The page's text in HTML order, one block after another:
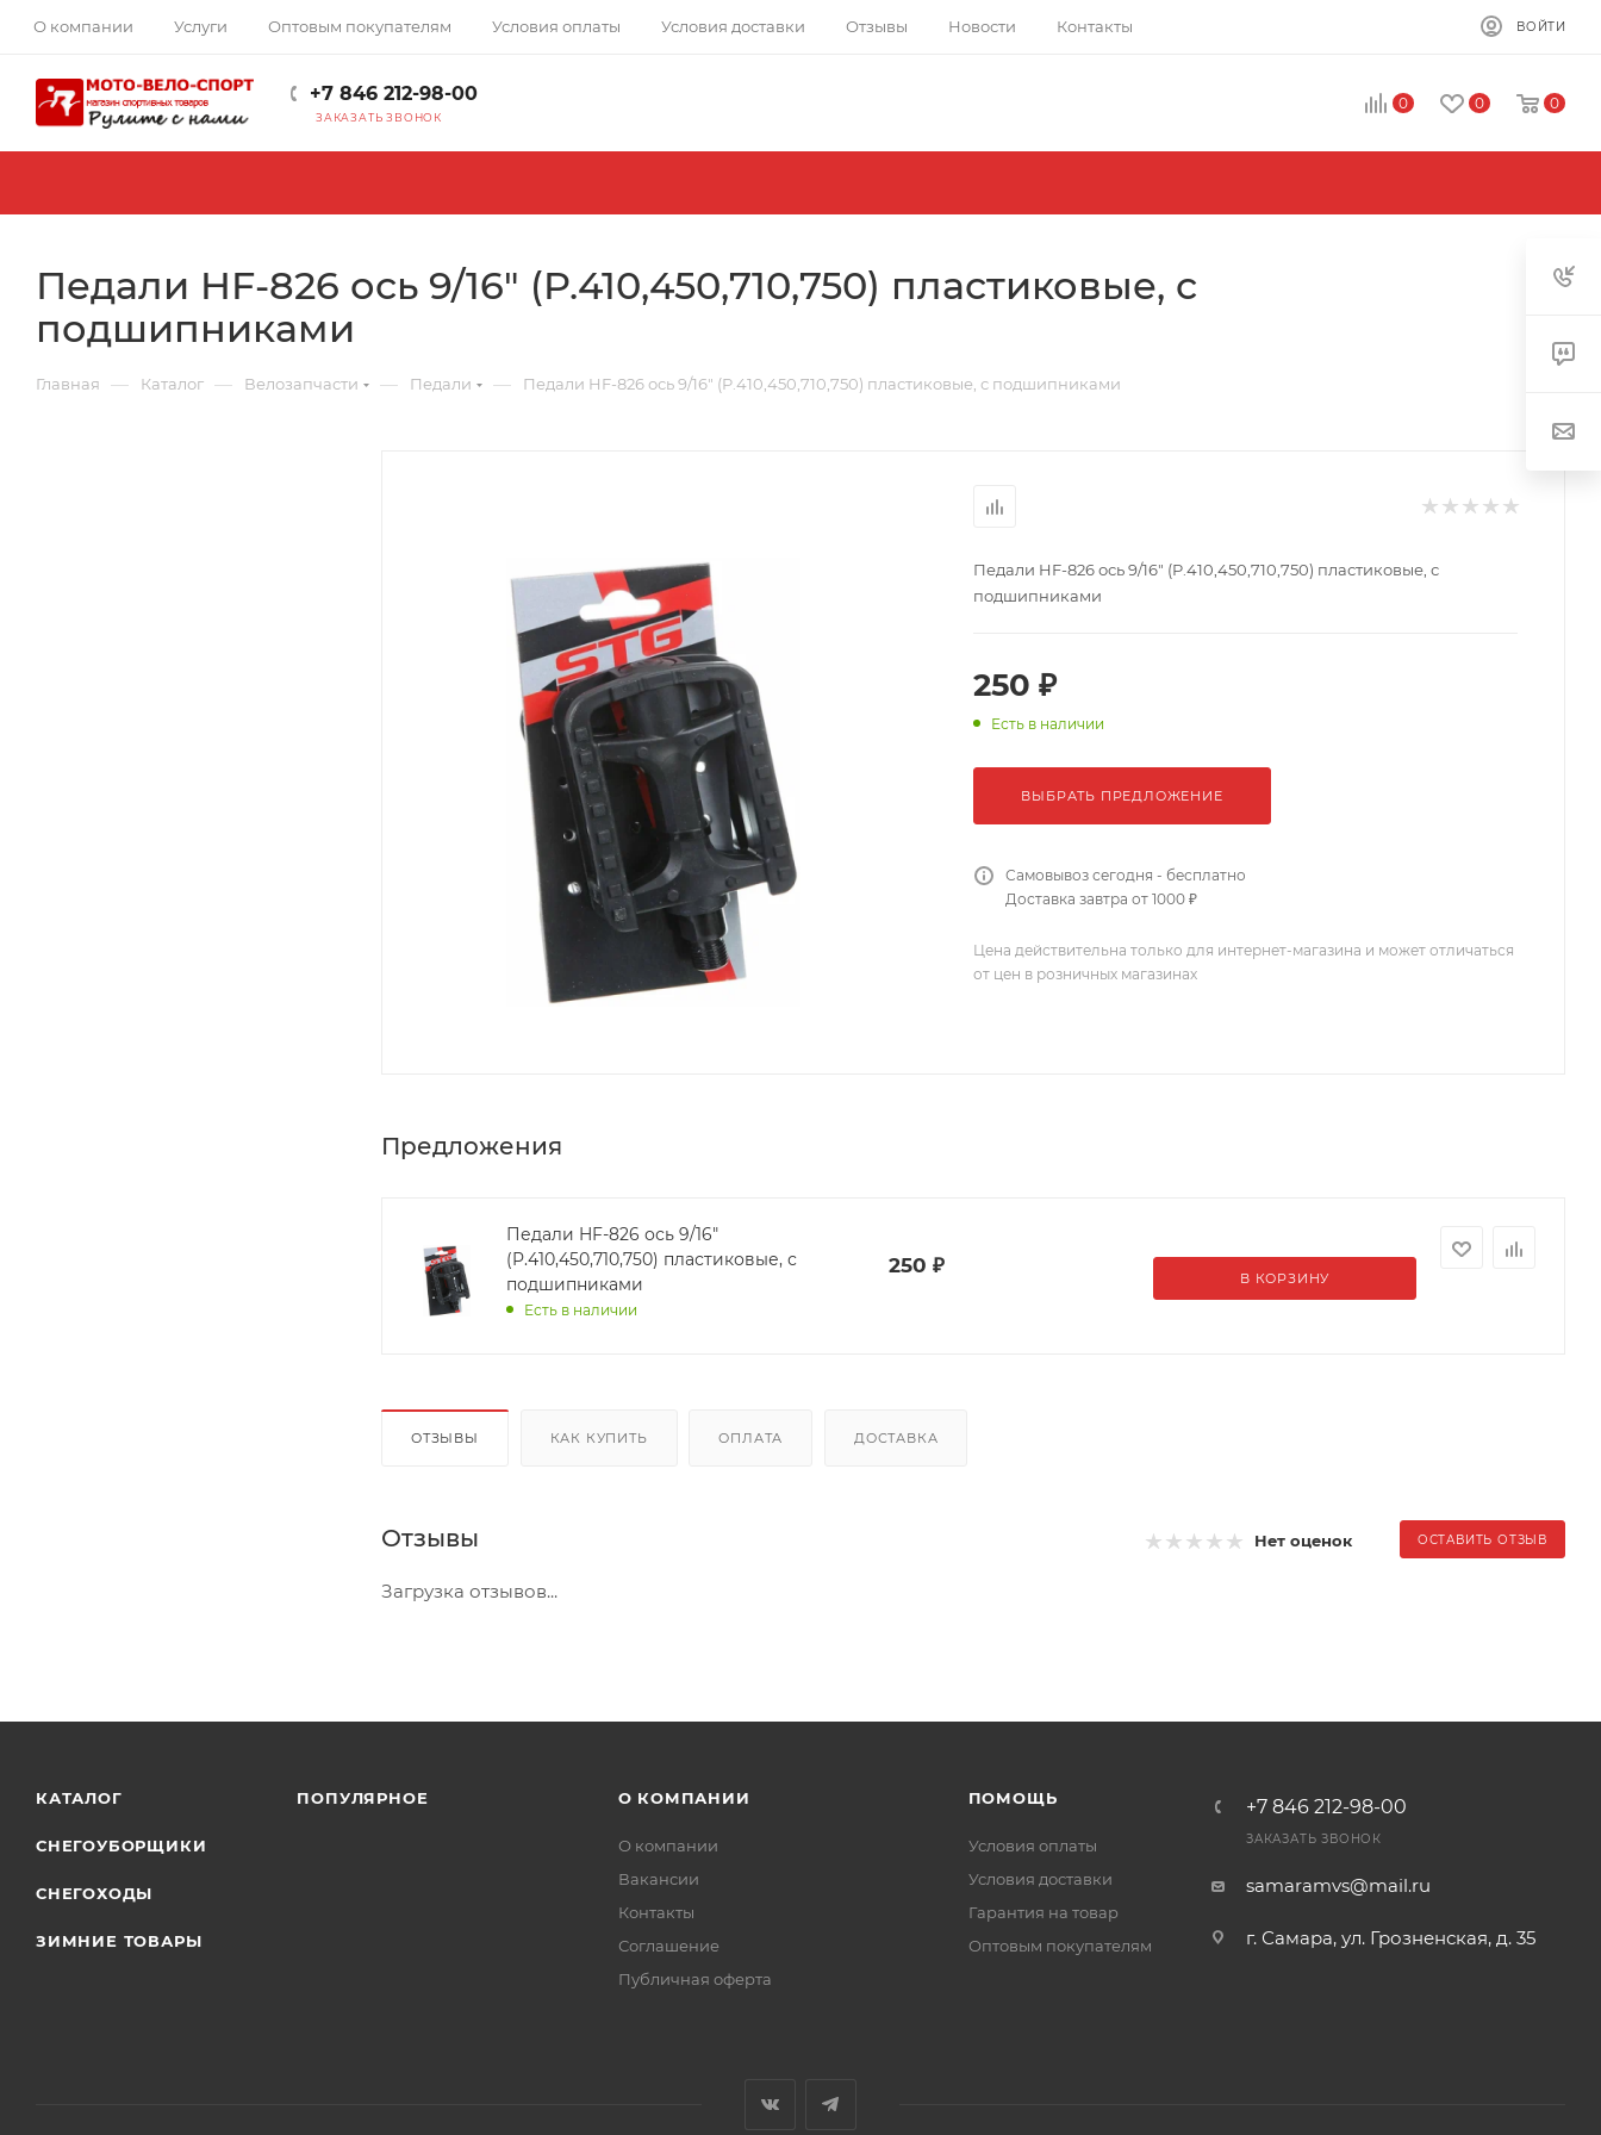
О компании Услуги Оптовым покупателям Условия оплаты Условия доставки Отзывы Новости Контакты ВОЙТИ
+7 846 212-98-00
ЗАКАЗАТЬ ЗВОНОК
0 0 0
Педали HF-826 ось 9/16" (P.410,450,710,750) пластиковые, с
подшипниками
Главная — Каталог — Велозапчасти — Педали — Педали HF-826 ось 9/16" (P.410,450,710,750) пластиковые, с подшипниками
Педали HF-826 ось 9/16" (P.410,450,710,750) пластиковые, с
подшипниками
250 ₽
Есть в наличии
ВЫБРАТЬ ПРЕДЛОЖЕНИЕ
Самовывоз сегодня - бесплатно
Доставка завтра от 1000 ₽
Цена действительна только для интернет-магазина и может отличаться
от цен в розничных магазинах
Предложения
Педали HF-826 ось 9/16"
(P.410,450,710,750) пластиковые, с
подшипниками
Есть в наличии
250 ₽
В КОРЗИНУ
ОТЗЫВЫ КАК КУПИТЬ ОПЛАТА ДОСТАВКА
Отзывы Нет оценок ОСТАВИТЬ ОТЗЫВ
Загрузка отзывов...
КАТАЛОГ
СНЕГОУБОРЩИКИ
СНЕГОХОДЫ
ЗИМНИЕ ТОВАРЫ
ПОПУЛЯРНОЕ О КОМПАНИИ
О компании
Вакансии
Контакты
Соглашение
Публичная оферта
ПОМОЩЬ
Условия оплаты
Условия доставки
Гарантия на товар
Оптовым покупателям
+7 846 212-98-00
ЗАКАЗАТЬ ЗВОНОК
samaramvs@mail.ru
г. Самара, ул. Грозненская, д. 35